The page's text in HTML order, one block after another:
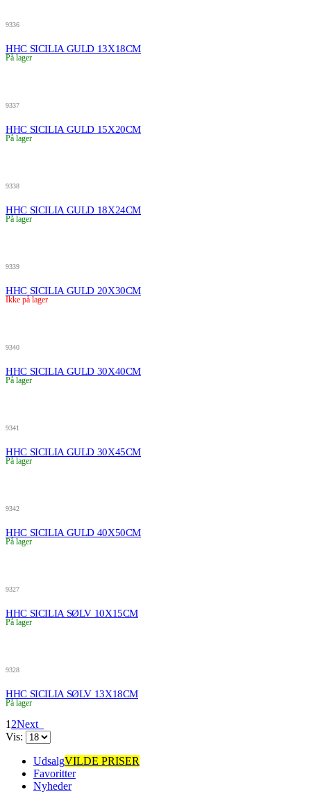
9336
HHC SICILIA GULD 13X18CM
På lager
9337
HHC SICILIA GULD 15X20CM
På lager
9338
HHC SICILIA GULD 18X24CM
På lager
9339
HHC SICILIA GULD 20X30CM
Ikke på lager
9340
HHC SICILIA GULD 30X40CM
På lager
9341
HHC SICILIA GULD 30X45CM
På lager
9342
HHC SICILIA GULD 40X50CM
På lager
9327
HHC SICILIA SØLV 10X15CM
På lager
9328
HHC SICILIA SØLV 13X18CM
På lager
12Next
Vis:
UdsalgVILDE PRISER
Favoritter
Nyheder